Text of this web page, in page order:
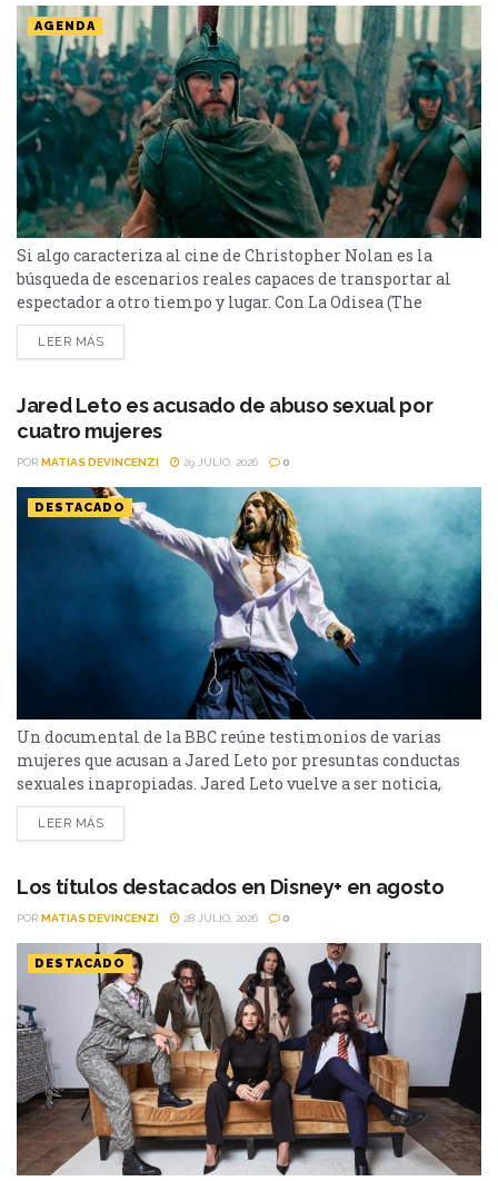
AGENDA
Si algo caracteriza al cine de Christopher Nolan es la
búsqueda de escenarios reales capaces de transportar al
espectador a otro tiempo y lugar. Con La Odisea (The
Odyssey), el director volvió a apostar por paisajes
imponentes para recrear el viaje de Odiseo. El rodaje se
atención a lugares que...
LEER MÁS
Jared Leto es acusado de abuso sexual por
cuatro mujeres
POR MATIAS DEVINCENZI 29 JULIO, 2026 0
DESTACADO
Un documental de la BBC reúne testimonios de varias
mujeres que acusan a Jared Leto por presuntas conductas
sexuales inapropiadas. Jared Leto vuelve a ser noticia,
aunque esta vez lejos de la pantalla. El actor ganador del
Oscar y líder de Thirty Seconds to Mars enfrenta una nueva
Leto: Hollywood's Dark...
LEER MÁS
Los títulos destacados en Disney+ en agosto
POR MATIAS DEVINCENZI 28 JULIO, 2026 0
DESTACADO